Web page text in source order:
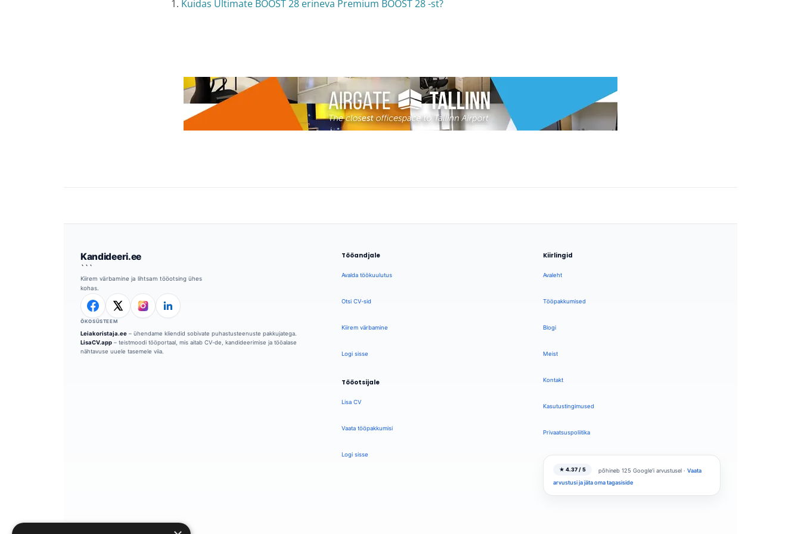
1. Kuidas Ultimate BOOST 28 erineva Premium BOOST 28 -st?
Kandideeri.ee
```
Kiirem värbamine ja lihtsam tööotsing ühes
kohas.
ÖKOSÜSTEEM
Leiakoristaja.ee – ühendame kliendid sobivate puhastusteenuste pakkujatega.
LisaCV.app – teistmoodi tööportaal, mis aitab CV-de, kandideerimise ja tööalase
nähtavuse uuele tasemele viia.
Tööandjale
Avalda töökuulutus
Otsi CV-sid
Kiirem värbamine
Logi sisse
Tööotsijale
Lisa CV
Vaata tööpakkumisi
Logi sisse
Kiirlingid
Avaleht
Tööpakkumised
Blogi
Meist
Kontakt
Kasutustingimused
Privaatsuspoliitika
★ 4.37 / 5 põhineb 125 Google'i arvustusel · Vaata
arvustusi ja jäta oma tagasiside
```